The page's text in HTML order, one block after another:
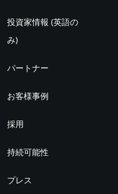
投資家情報 (英語の
み)
パートナー
お客様事例
採用
持続可能性
プレス